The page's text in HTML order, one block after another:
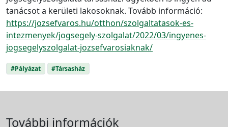
tanácsot a kerületi lakosoknak. Tovább információ:
https://jozsefvaros.hu/otthon/szolgaltatasok-es-
intezmenyek/jogsegely-szolgalat/2022/03/ingyenes-
jogsegelyszolgalat-jozsefvarosiaknak/
#Pályázat #Társasház
További információk